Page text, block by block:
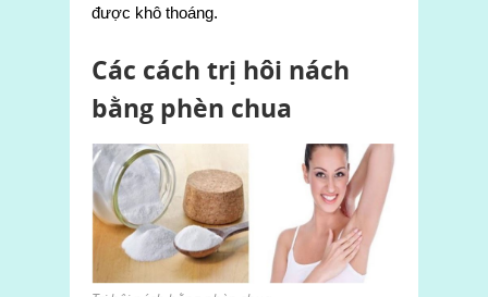
được khô thoáng.
Các cách trị hôi nách
bằng phèn chua